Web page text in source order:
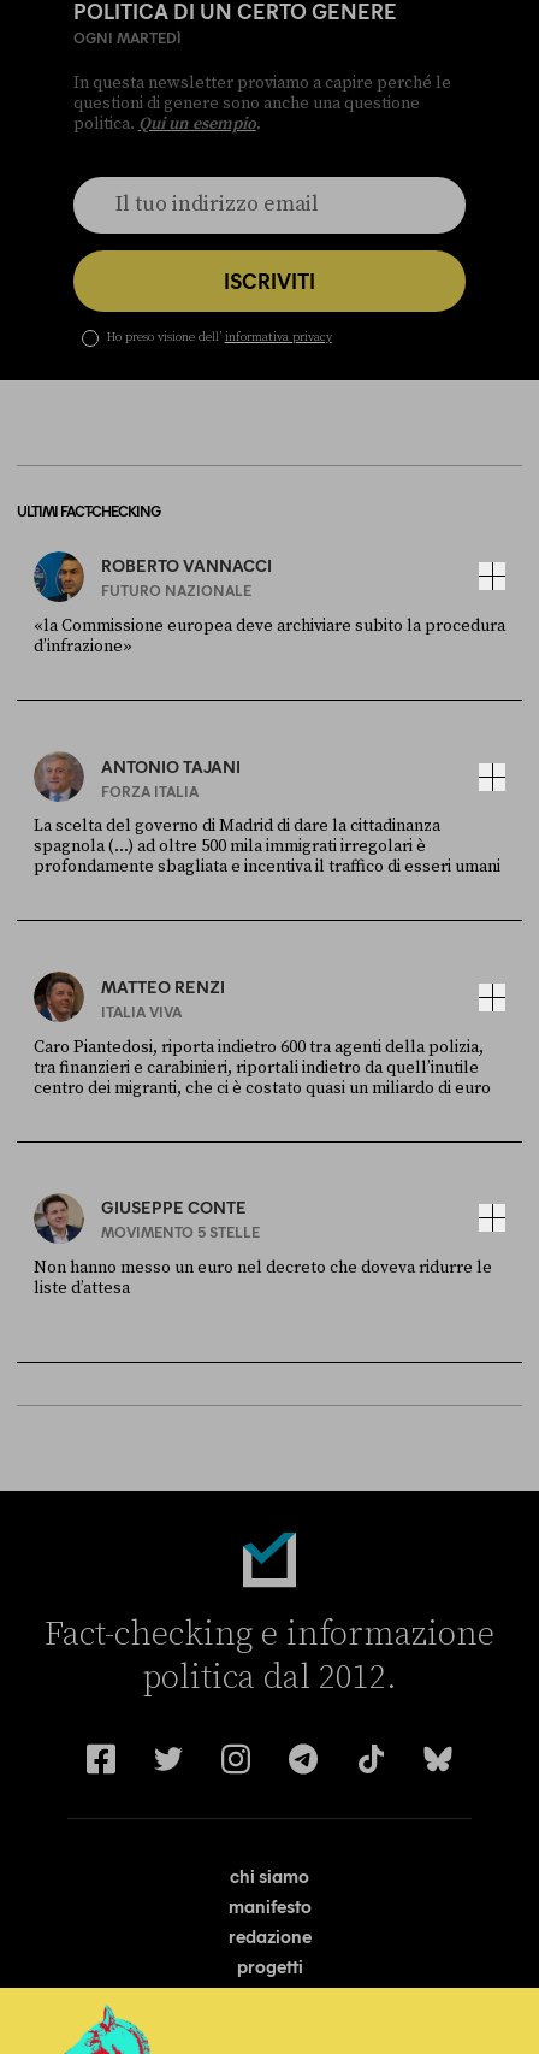
POLITICA DI UN CERTO GENERE
OGNI MARTEDÌ
In questa newsletter proviamo a capire perché le
questioni di genere sono anche una questione
politica. Qui un esempio.
ISCRIVITI
Ho preso visione dell’ informativa privacy
ULTIMI FACT-CHECKING
ROBERTO VANNACCI
FUTURO NAZIONALE
«la Commissione europea deve archiviare subito la procedura
d’infrazione»
ANTONIO TAJANI
FORZA ITALIA
La scelta del governo di Madrid di dare la cittadinanza
spagnola (...) ad oltre 500 mila immigrati irregolari è
profondamente sbagliata e incentiva il traffico di esseri umani
MATTEO RENZI
ITALIA VIVA
Caro Piantedosi, riporta indietro 600 tra agenti della polizia,
tra finanzieri e carabinieri, riportali indietro da quell’inutile
centro dei migranti, che ci è costato quasi un miliardo di euro
GIUSEPPE CONTE
MOVIMENTO 5 STELLE
Non hanno messo un euro nel decreto che doveva ridurre le
liste d’attesa
Fact-checking e informazione
politica dal 2012.
chi siamo
manifesto
redazione
progetti
lavora con noi